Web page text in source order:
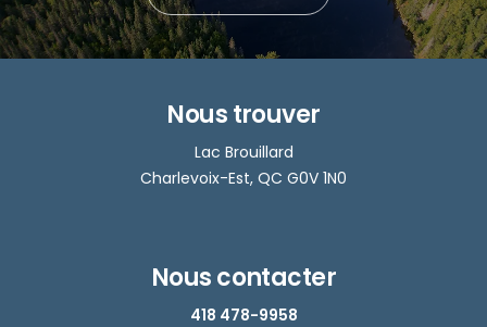
Nous trouver
Lac Brouillard
Charlevoix-Est, QC G0V 1N0
Nous contacter
418 478-9958